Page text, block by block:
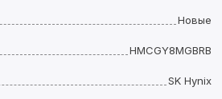
Новые
HMCGY8MGBRB
SK Hynix